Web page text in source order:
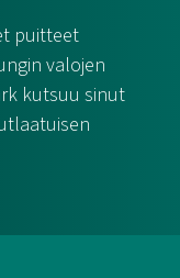
puitteet
valojen
kutsuu sinut